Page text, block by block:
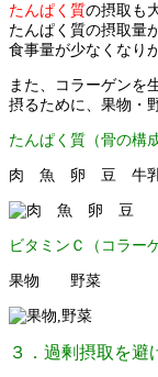
たんぱく質の摂取も
たんぱく質の摂取量
食事量が少なくなり
また、コラーゲンを
摂るために、果物・
たんぱく質（骨の構
肉 魚 卵 豆 牛乳
ビタミンＣ（コラー
果物 野菜
３．過剰摂取を避